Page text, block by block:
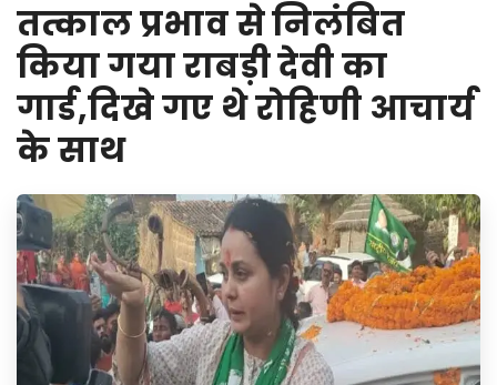
तत्काल प्रभाव से निलंबित
किया गया राबड़ी देवी का
गार्ड,दिखे गए थे रोहिणी आचार्य
के साथ